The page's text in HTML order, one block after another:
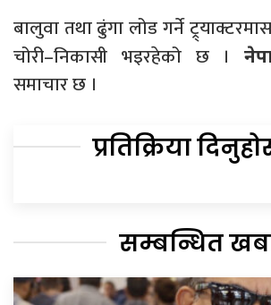
बालुवा तथा ढुंगा लोड गर्ने
चोरी–निकासी भइरहेको छ ।
समाचार छ ।
प्रतिक्रिया
सम्बन्धित